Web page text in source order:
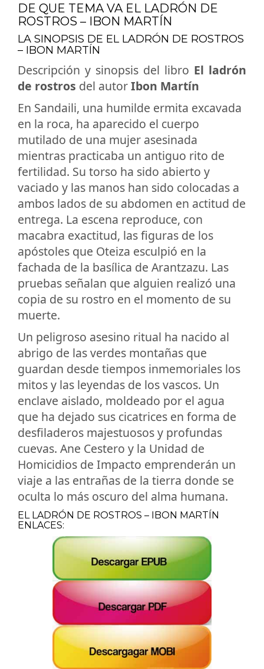
DE QUE TEMA VA EL LADRÓN DE
ROSTROS – IBON MARTÍN
LA SINOPSIS DE EL LADRÓN DE ROSTROS
– IBON MARTÍN
Descripción y sinopsis del libro El ladrón
de rostros del autorIbon Martín
En Sandaili, una humilde ermita excavada
en la roca, ha aparecido el cuerpo
mutilado de una mujer asesinada
mientras practicaba un antiguo rito de
fertilidad. Su torso ha sido abierto y
vaciado y las manos han sido colocadas a
ambos lados de su abdomen en actitud de
entrega. La escena reproduce, con
macabra exactitud, las figuras de los
apóstoles que Oteiza esculpió en la
fachada de la basílica de Arantzazu. Las
pruebas señalan que alguien realizó una
copia de su rostro en el momento de su
muerte.
Un peligroso asesino ritual ha nacido al
abrigo de las verdes montañas que
guardan desde tiempos inmemoriales los
mitos y las leyendas de los vascos. Un
enclave aislado, moldeado por el agua
que ha dejado sus cicatrices en forma de
desfiladeros majestuosos y profundas
cuevas. Ane Cestero y la Unidad de
Homicidios de Impacto emprenderán un
viaje a las entrañas de la tierra donde se
oculta lo más oscuro del alma humana.
EL LADRÓN DE ROSTROS – IBON MARTÍN
ENLACES: